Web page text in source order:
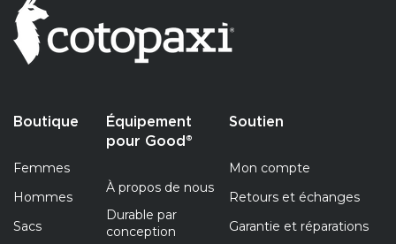
Boutique
Femmes
Hommes
Sacs
Équipement
pour Good®
À propos de nous
Durable par
conception
Soutien
Mon compte
Retours et échanges
Garantie et réparations